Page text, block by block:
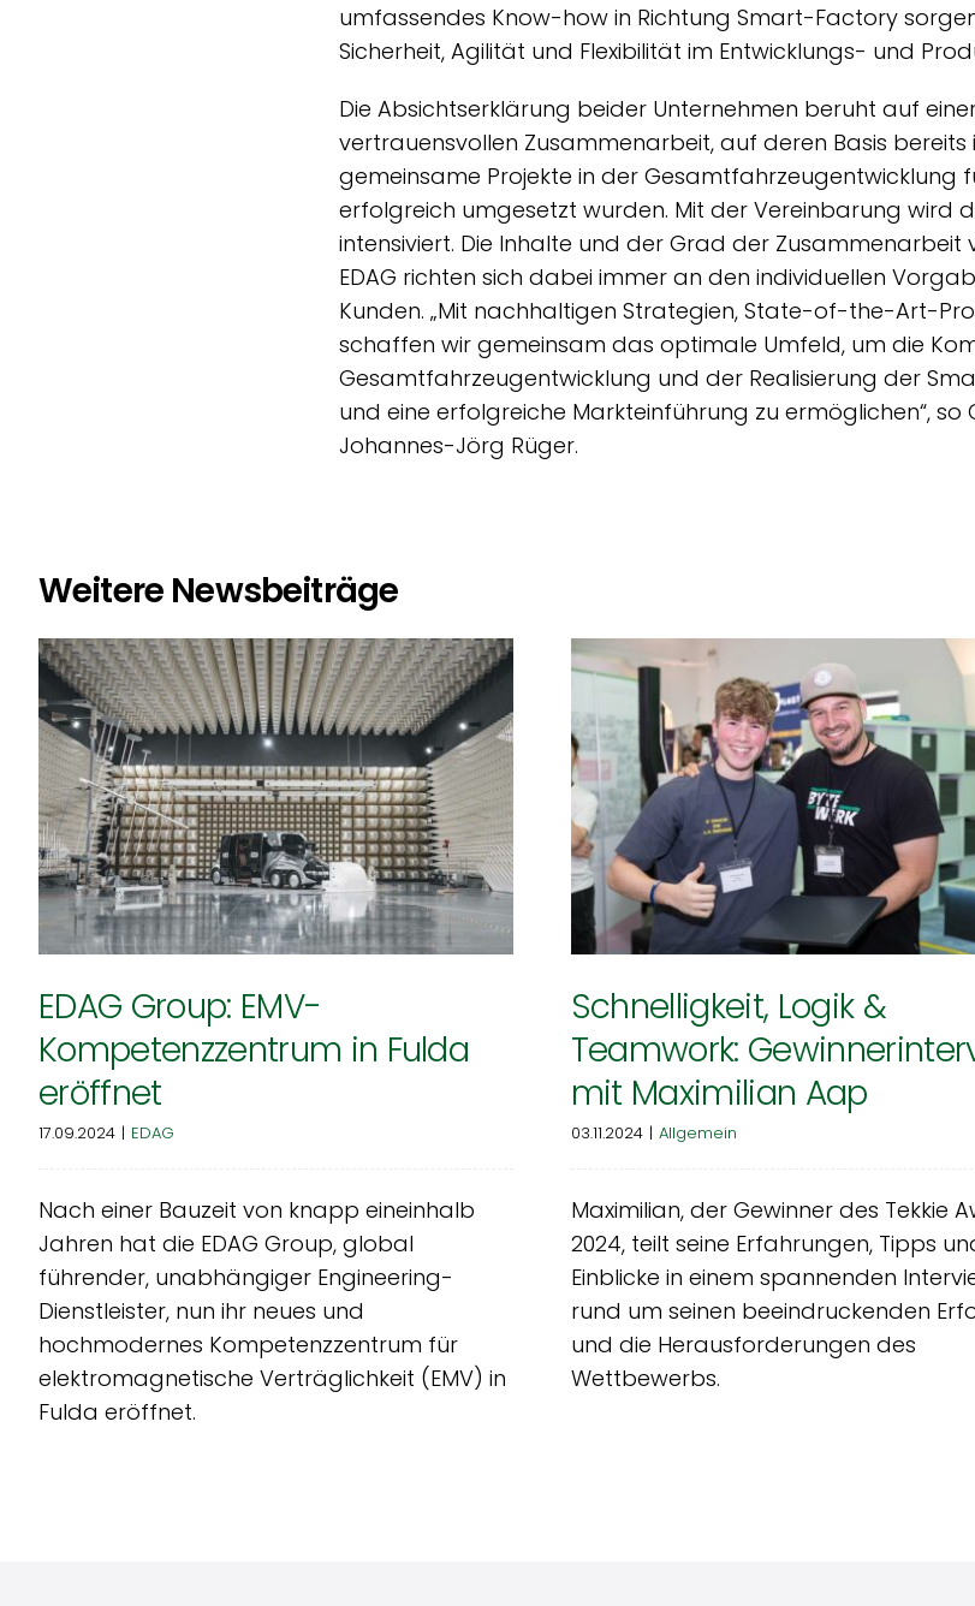
umfassendes Know-how in Richtung Smart-Factory
Sicherheit, Agilität und Flexibilität im Entwicklungs- und
Die Absichtserklärung beider Unternehmen beruht auf
vertrauensvollen Zusammenarbeit, auf deren Basis
gemeinsame Projekte in der Gesamtfahrzeugentwicklung
erfolgreich umgesetzt wurden. Mit der Vereinbarung wird
intensiviert. Die Inhalte und der Grad der Zusammenarbeit
EDAG richten sich dabei immer an den individuellen
Kunden. „Mit nachhaltigen Strategien, State-of-the-Art-
schaffen wir gemeinsam das optimale Umfeld, um die
Gesamtfahrzeugentwicklung und der Realisierung der
und eine erfolgreiche Markteinführung zu ermöglichen“, so
Johannes-Jörg Rüger.
Weitere Newsbeiträge
EDAG Group: EMV-
Kompetenzzentrum in Fulda
eröffnet
17.09.2024 | EDAG
Nach einer Bauzeit von knapp eineinhalb
Jahren hat die EDAG Group, global
führender, unabhängiger Engineering-
Dienstleister, nun ihr neues und
hochmodernes Kompetenzzentrum für
elektromagnetische Verträglichkeit (EMV) in
Fulda eröffnet.
Schnelligkeit, Logik &
Teamwork:
Gewinnerinterview mit
Maximilian Aap
Allgemein
Schnelligkeit, Logik &
Teamwork:
mit Maximilian Aap
03.11.2024 | Allgemein
Maximilian, der Gewinner des Tekkie
2024, teilt seine Erfahrungen, Tipps
Einblicke in einem spannenden
rund um seinen beeindruckenden
und die Herausforderungen des
Wettbewerbs.
bytewerk stärkt
individuelle
Weiterentwicklung
Einzelcoachings
bytewerk